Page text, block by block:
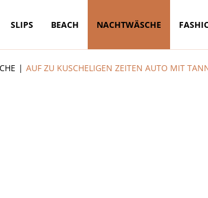
SLIPS BEACH NACHTWÄSCHE
AUF ZU KUSCHELIGEN ZEITEN AUTO MIT